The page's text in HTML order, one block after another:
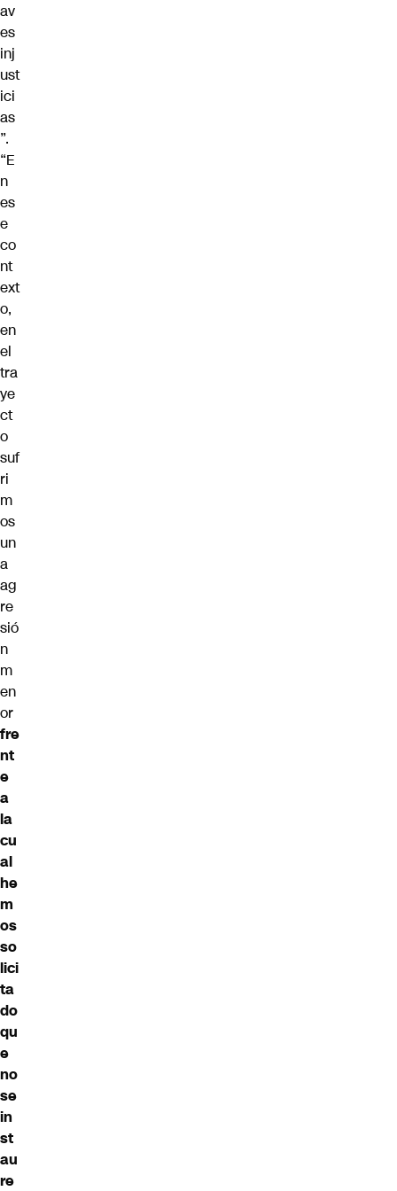
av
es
inj
ust
ici
as
”.
“E
n
es
e
co
nt
ext
o,
en
el
tra
ye
ct
o
suf
ri
m
os
un
a
ag
re
sió
n
m
en
or
fre
nt
e
a
la
cu
al
he
m
os
so
lici
ta
do
qu
e
no
se
in
st
au
re